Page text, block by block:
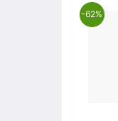
-62%